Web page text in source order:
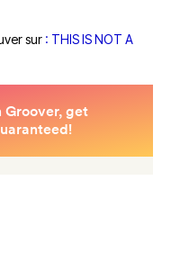
sur : THIS IS NOT A